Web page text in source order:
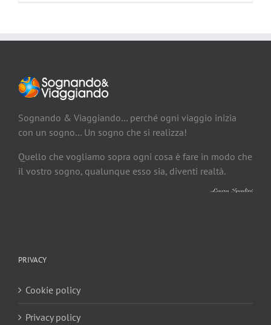
Sognando & Viaggiando… perché ogni viaggio inizia
con un sogno… Un sogno che si realizza!
Quello che vogliamo sopra ogni cosa è fare in modo che
il vostro sogno, qualunque esso sia, diventi realtà.
PRIVACY
Cookie policy
Privacy policy